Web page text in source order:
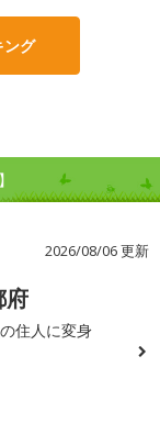
ング
2026/08/06 更新
府
住人に変身